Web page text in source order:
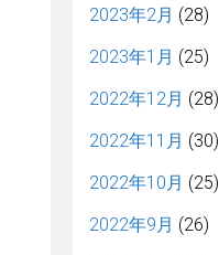
2023年2月 (28)
2023年1月 (25)
2022年12月 (28)
2022年11月 (30)
2022年10月 (25)
2022年9月 (26)